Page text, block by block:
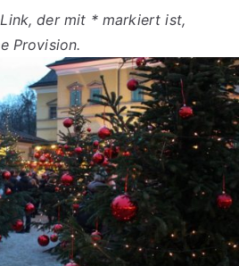
der mit * markiert ist,
Provision.